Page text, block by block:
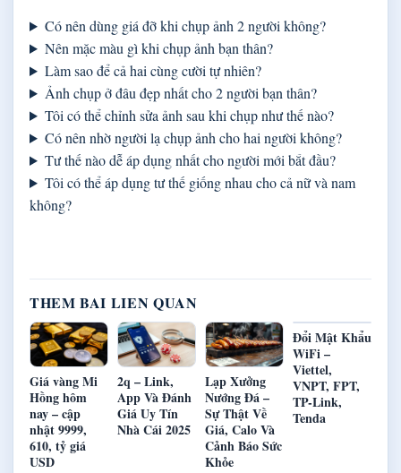
Có nên dùng giá đỡ khi chụp ảnh 2 người không?
Nên mặc màu gì khi chụp ảnh bạn thân?
Làm sao để cả hai cùng cười tự nhiên?
Ảnh chụp ở đâu đẹp nhất cho 2 người bạn thân?
Tôi có thể chỉnh sửa ảnh sau khi chụp như thế nào?
Có nên nhờ người lạ chụp ảnh cho hai người không?
Tư thế nào dễ áp dụng nhất cho người mới bắt đầu?
Tôi có thể áp dụng tư thế giống nhau cho cả nữ và nam
không?
THEM BAI LIEN QUAN
Giá vàng Mi
Hồng hôm
nay – cập
nhật 9999,
610, tỷ giá
USD
2q – Link,
App Và Đánh
Giá Uy Tín
Nhà Cái 2025
Lạp Xưởng
Nướng Đá –
Sự Thật Về
Giá, Calo Và
Cảnh Báo Sức
Khỏe
Đổi Mật Khẩu
WiFi –
Viettel,
VNPT, FPT,
TP-Link,
Tenda